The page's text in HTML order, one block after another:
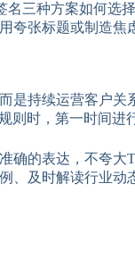
名三种方案如何选
夸张标题或制造
是持续运营客户
则时，第一时间
确的表达，不夸大
、及时解读行业